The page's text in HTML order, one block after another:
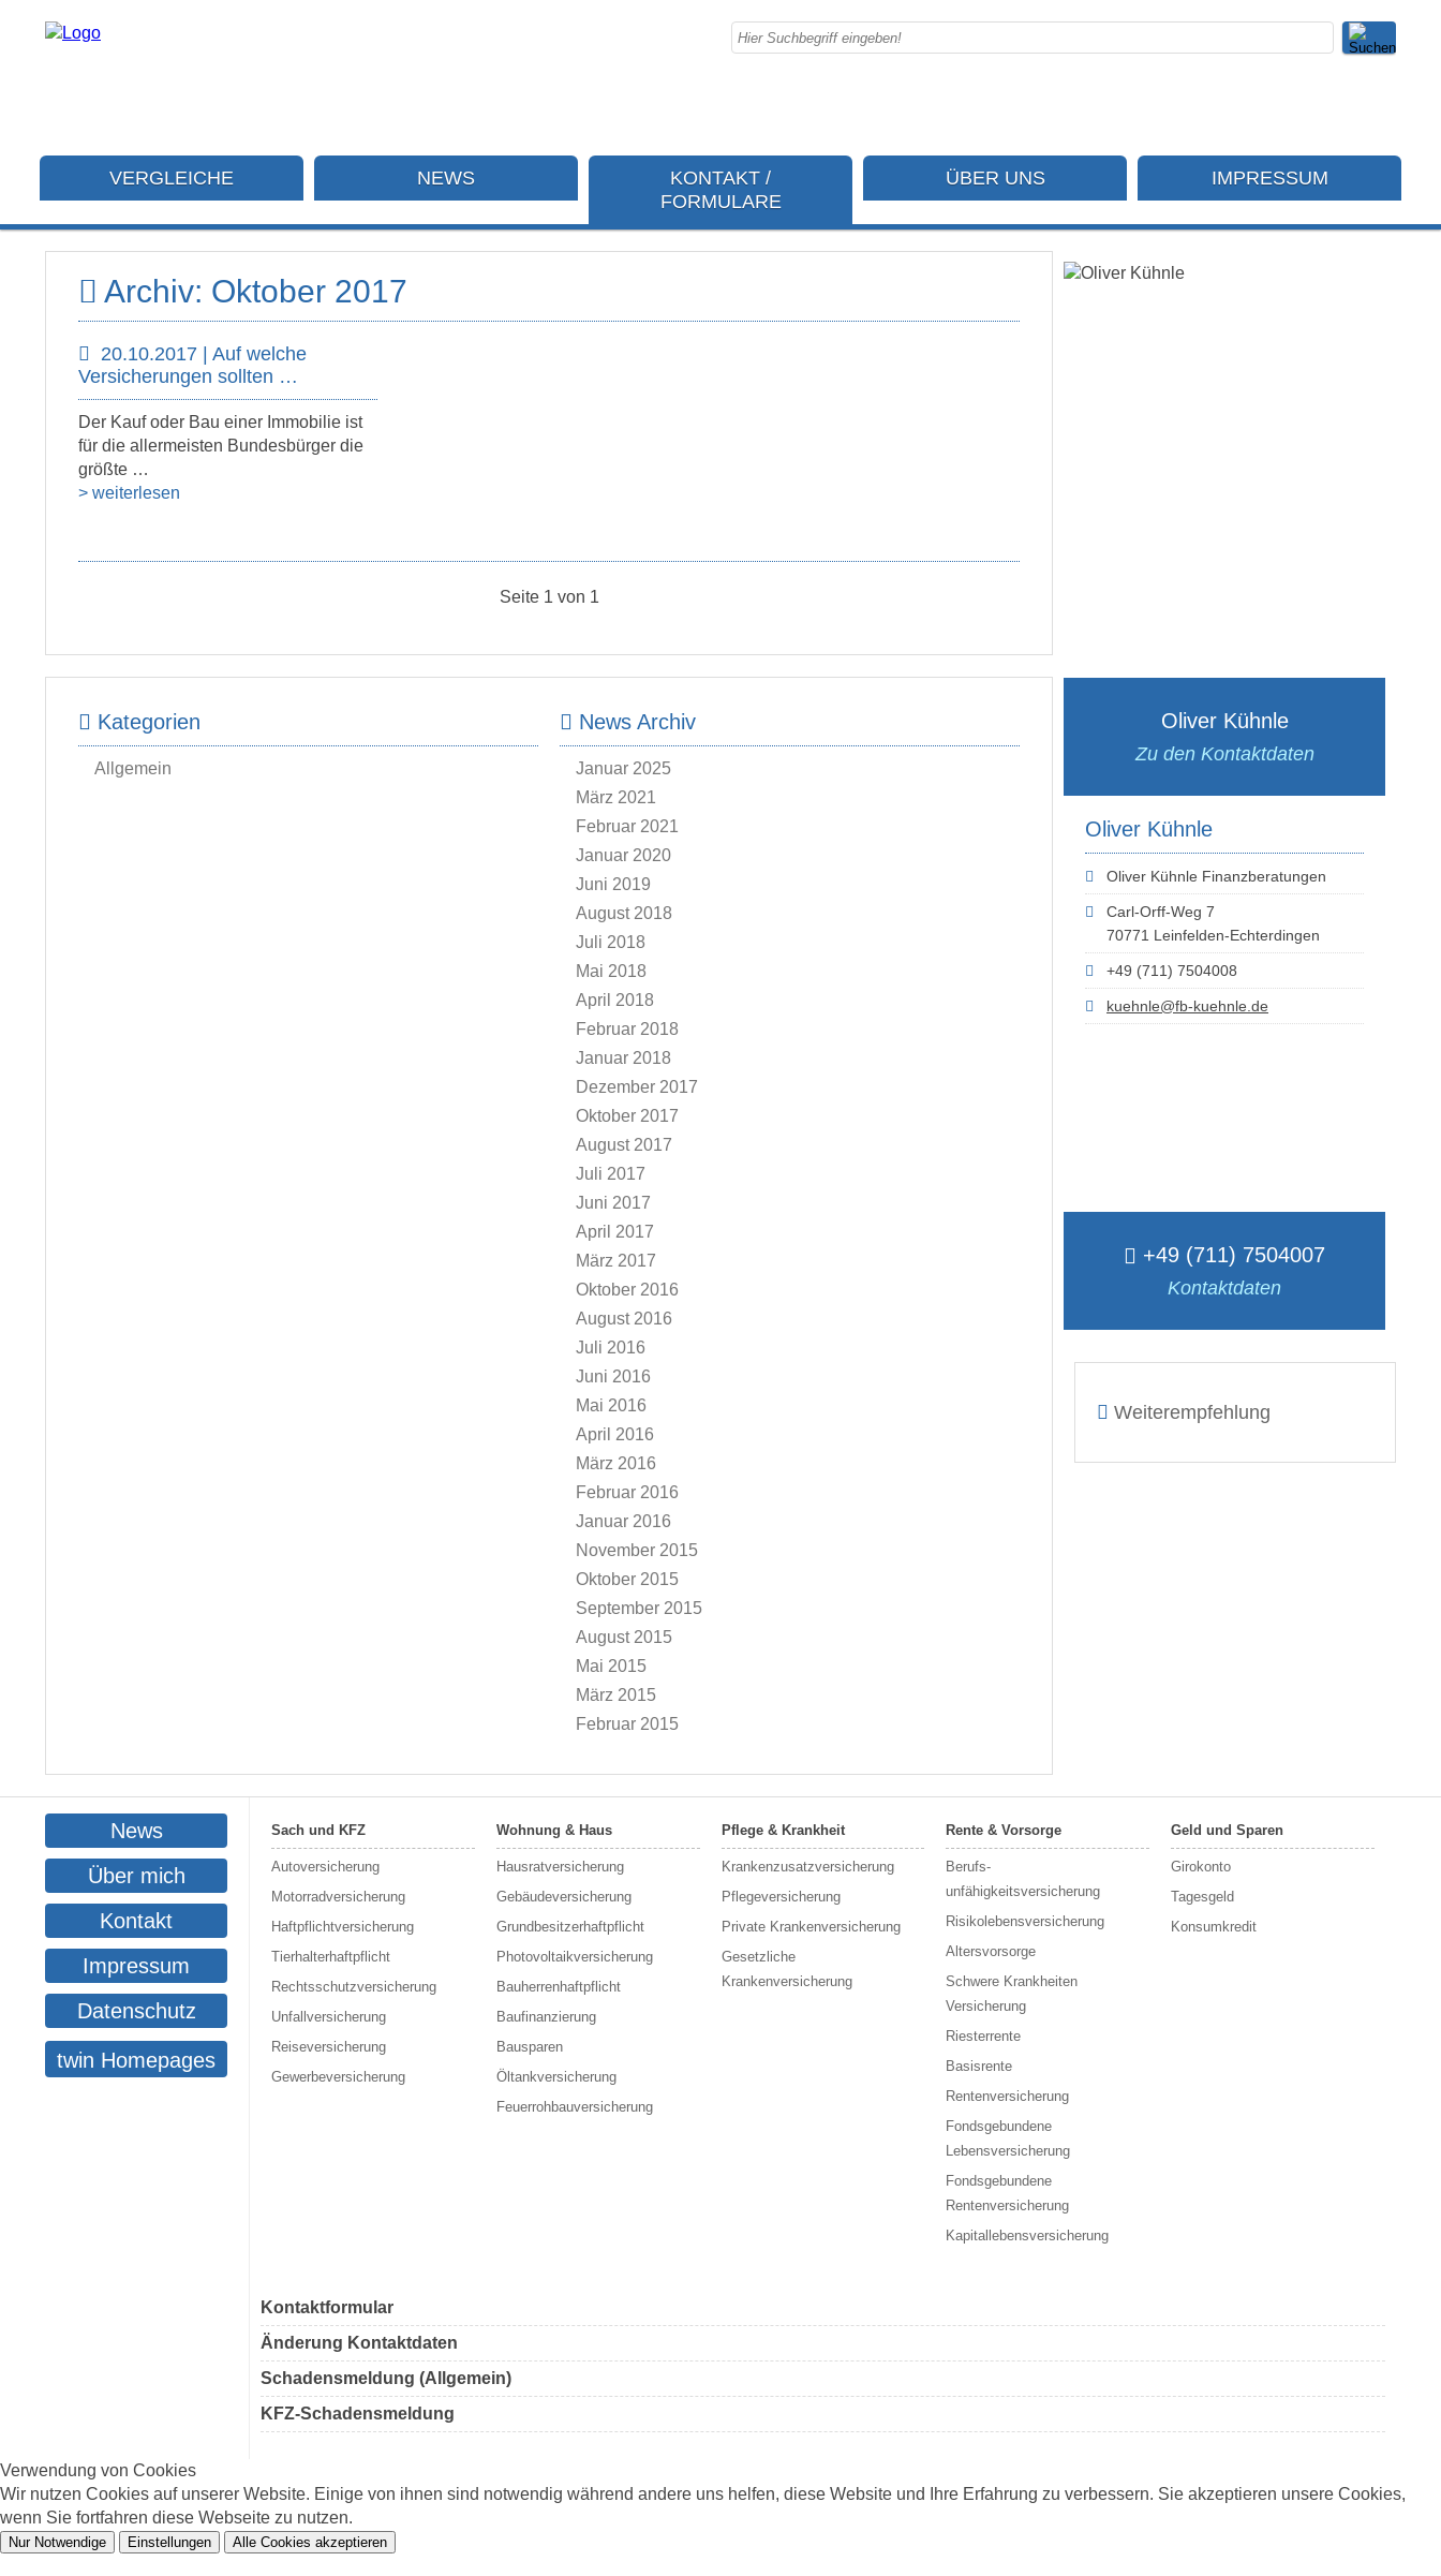
VERGLEICHE NEWS
KONTAKT /
FORMULARE
ÜBER UNS IMPRESSUM
Oliver Kühnle
Zu den Kontaktdaten
Oliver Kühnle
Oliver Kühnle Finanzberatungen
Carl-Orff-Weg 7
70771 Leinfelden-Echterdingen
+49 (711) 7504008
kuehnle@fb-kuehnle.de
+49 (711) 7504007
Kontaktdaten
Weiterempfehlung
Archiv: Oktober 2017
20.10.2017 | Auf welche
Versicherungen sollten …
Der Kauf oder Bau einer Immobilie ist
für die allermeisten Bundesbürger die
größte …
> weiterlesen
Seite 1 von 1
Kategorien
Allgemein
News Archiv
Januar 2025
März 2021
Februar 2021
Januar 2020
Juni 2019
August 2018
Juli 2018
Mai 2018
April 2018
Februar 2018
Januar 2018
Dezember 2017
Oktober 2017
August 2017
Juli 2017
Juni 2017
April 2017
März 2017
Oktober 2016
August 2016
Juli 2016
Juni 2016
Mai 2016
April 2016
März 2016
Februar 2016
Januar 2016
November 2015
Oktober 2015
September 2015
August 2015
Mai 2015
März 2015
Februar 2015
News
Über mich
Kontakt
Impressum
Datenschutz
twin Homepages
Sach und KFZ
Autoversicherung
Motorradversicherung
Haftpflichtversicherung
Tierhalterhaftpflicht
Rechtsschutzversicherung
Unfallversicherung
Reiseversicherung
Gewerbeversicherung
Wohnung & Haus
Hausratversicherung
Gebäudeversicherung
Grundbesitzerhaftpflicht
Photovoltaikversicherung
Bauherrenhaftpflicht
Baufinanzierung
Bausparen
Öltankversicherung
Feuerrohbauversicherung
Pflege & Krankheit
Krankenzusatzversicherung
Pflegeversicherung
Private Krankenversicherung
Gesetzliche
Krankenversicherung
Rente & Vorsorge
Berufs­
unfähigkeitsversicherung
Risikolebensversicherung
Altersvorsorge
Schwere Krankheiten
Versicherung
Riesterrente
Basisrente
Rentenversicherung
Fondsgebundene
Lebensversicherung
Fondsgebundene
Rentenversicherung
Kapitallebensversicherung
Geld und Sparen
Girokonto
Tagesgeld
Konsumkredit
Kontaktformular
Änderung Kontaktdaten
Schadensmeldung (Allgemein)
KFZ-Schadensmeldung
Verwendung von Cookies
Wir nutzen Cookies auf unserer Website. Einige von ihnen sind notwendig während andere uns helfen, diese Website und Ihre Erfahrung zu verbessern. Sie akzeptieren unsere Cookies,
wenn Sie fortfahren diese Webseite zu nutzen.
Nur Notwendige Einstellungen Alle Cookies akzeptieren